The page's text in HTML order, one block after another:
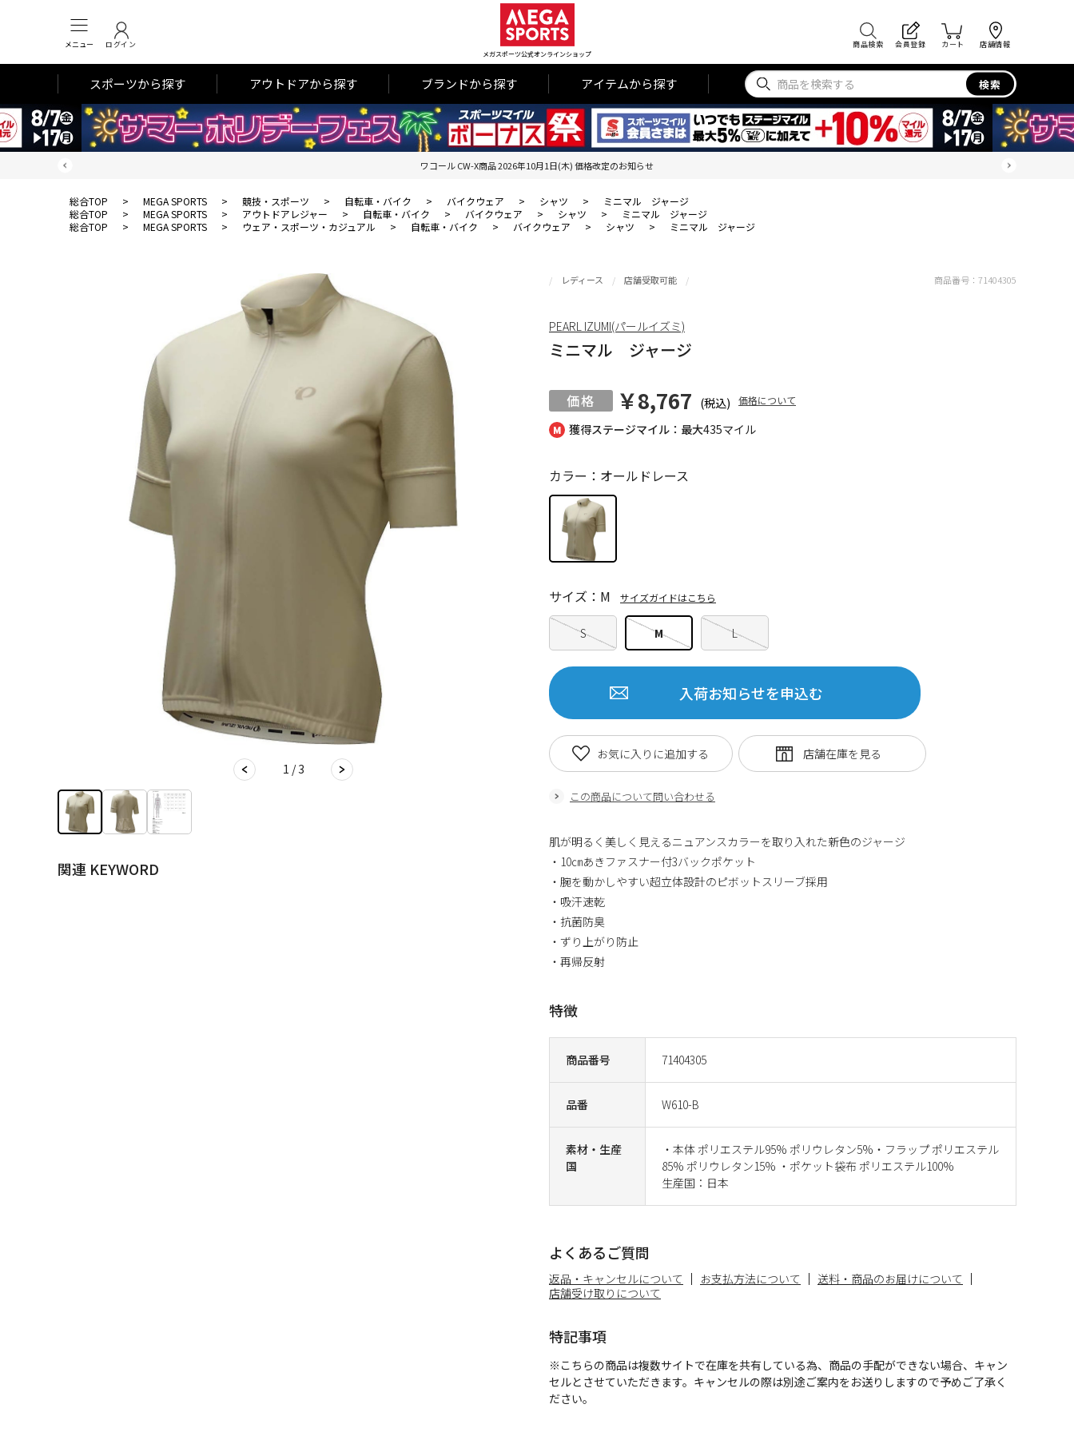
メニュー ログイン
メガスポーツ公式オンラインショップ
商品検索 会員登録 カート 店舗情報
スポーツから探す アウトドアから探す ブランドから探す アイテムから探す 検索
ワコール CW-X商品 2026年10月1日(木) 価格改定のお知らせ
総合TOP > MEGA SPORTS > 競技・スポーツ > 自転車・バイク > バイクウェア > シャツ >
ミニマル ジャージ
総合TOP
> MEGA SPORTS > アウトドアレジャー > 自転車・バイク > バイクウェア > シャツ >
ミニマル ジャージ
総合TOP
> MEGA SPORTS > ウェア・スポーツ・カジュアル > 自転車・バイク > バイクウェア > シャツ > ミニマル ジャージ
1 / 3
関連 KEYWORD
獲得ステージマイル：最大435マイル
レディース 店舗受取可能
ミニマル ジャージ
￥8,767 (税込) 価格について
商品番号 71404305
品番 W610-B
素材・生産
国
・本体 ポリエステル95% ポリウレタン5%・フラップ ポリエステル
85% ポリウレタン15% ・ポケット袋布 ポリエステル100%
生産国：日本
カラー：オールドレース
S M L
サイズ：M サイズガイドはこちら
入荷お知らせを申込む
この商品について問い合わせる
お気に入りに追加する
商品番号： 71404305
PEARL IZUMI(パールイズミ)
肌が明るく美しく見えるニュアンスカラーを取り入れた新色のジャージ
・10㎝あきファスナー付3バックポケット
・腕を動かしやすい超立体設計のピボットスリーブ採用
・吸汗速乾
・抗菌防臭
・ずり上がり防止
・再帰反射
特徴
よくあるご質問
返品・キャンセルについて お支払方法について
送料・商品のお届けについて
店舗受け取りについて
特記事項
※こちらの商品は複数サイトで在庫を共有している為、商品の手配ができない場合、キャン
セルとさせていただきます。キャンセルの際は別途ご案内をお送りしますので予めご了承く
ださい。